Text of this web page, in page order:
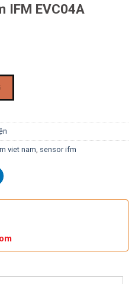
IFM EVC04A
quantity
viet nam, sensor ifm